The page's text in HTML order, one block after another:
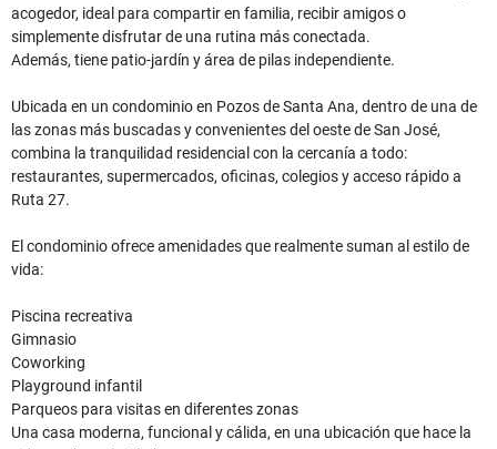
acogedor, ideal para compartir en familia, recibir amigos o
simplemente disfrutar de una rutina más conectada.
Además, tiene patio-jardín y área de pilas independiente.
Ubicada en un condominio en Pozos de Santa Ana, dentro de una de
las zonas más buscadas y convenientes del oeste de San José,
combina la tranquilidad residencial con la cercanía a todo:
restaurantes, supermercados, oficinas, colegios y acceso rápido a
Ruta 27.
El condominio ofrece amenidades que realmente suman al estilo de
vida:
Piscina recreativa
Gimnasio
Coworking
Playground infantil
Parqueos para visitas en diferentes zonas
Una casa moderna, funcional y cálida, en una ubicación que hace la